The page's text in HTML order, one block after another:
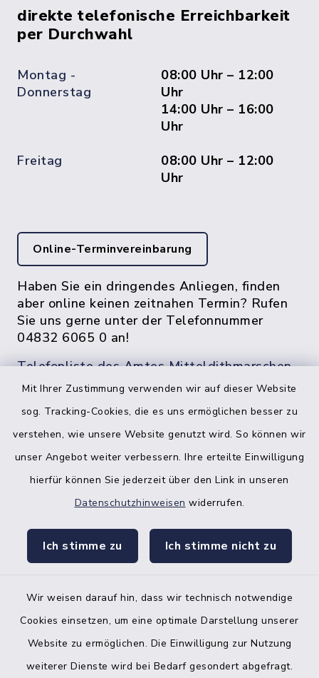
Mit Ihrer Zustimmung verwenden wir auf dieser Website
sog. Tracking-Cookies, die es uns ermöglichen besser zu
verstehen, wie unsere Website genutzt wird. So können wir
unser Angebot weiter verbessern. Ihre erteilte Einwilligung
hierfür können Sie jederzeit über den Link in unseren
Datenschutzhinweisen widerrufen.
Ich stimme zu Ich stimme nicht zu
Wir weisen darauf hin, dass wir technisch notwendige
Cookies einsetzen, um eine optimale Darstellung unserer
Website zu ermöglichen. Die Einwilligung zur Nutzung
weiterer Dienste wird bei Bedarf gesondert abgefragt.
direkte telefonische Erreichbarkeit
per Durchwahl
Montag -
Donnerstag
08:00 Uhr – 12:00
Uhr
14:00 Uhr – 16:00
Uhr
Freitag
08:00 Uhr – 12:00
Uhr
Online-Terminvereinbarung
Haben Sie ein dringendes Anliegen, finden
aber online keinen zeitnahen Termin? Rufen
Sie uns gerne unter der Telefonnummer
04832 6065 0 an!
Telefonliste des Amtes Mitteldithmarschen
facebook
Bankverbindung der Amtskasse